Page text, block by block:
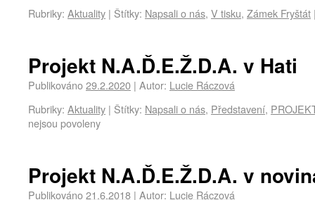
Rubriky: Aktuality | Štítky: Napsali o nás, V tisku, Zámek Fryštát
Projekt N.A.Ď.E.Ž.D.A. v Hati
Publikováno29.2.2020 | Autor: Lucie Ráczová
Rubriky: Aktuality | Štítky: Napsali o nás, Představení,
nejsou povoleny
Projekt N.A.Ď.E.Ž.D.A. v
Publikováno21.6.2018 | Autor: Lucie Ráczová